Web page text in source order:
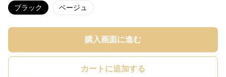
ブラック ベージュ
購入画面に進む
カートに追加する